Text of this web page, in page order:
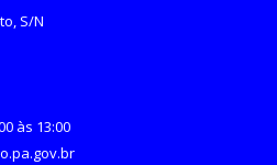
S/N
às 13:00